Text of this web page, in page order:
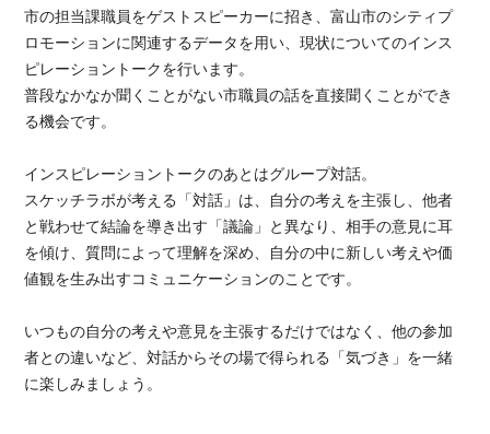
市の担当課職員をゲストスピーカーに招き、富山市のシティプ
ロモーションに関連するデータを用い、現状についてのインス
ピレーショントークを行います。
普段なかなか聞くことがない市職員の話を直接聞くことができ
る機会です。
インスピレーショントークのあとはグループ対話。
スケッチラボが考える「対話」は、自分の考えを主張し、他者
と戦わせて結論を導き出す「議論」と異なり、相手の意見に耳
を傾け、質問によって理解を深め、自分の中に新しい考えや価
値観を生み出すコミュニケーションのことです。
いつもの自分の考えや意見を主張するだけではなく、他の参加
者との違いなど、対話からその場で得られる「気づき」を一緒
に楽しみましょう。